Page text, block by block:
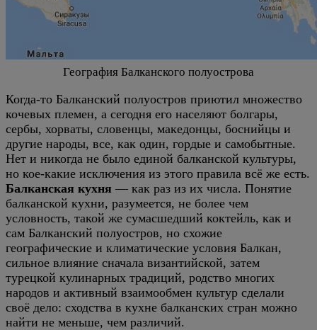
География Балканского полуострова
Когда-то Балканский полуостров приютил множество
кочевых племен, а сегодня его населяют болгары,
сербы, хорваты, словенцы, македонцы, боснийцы и
другие народы, все, как один, гордые и самобытные.
Нет и никогда не было единой балканской культуры,
но кое-какие исключения из этого правила всё же есть.
Балканская кухня — как раз из их числа. Понятие
балканской кухни, разумеется, не более чем
условность, такой же сумасшедший коктейль, как и
сам Балканский полуостров, но схожие
географические и климатические условия Балкан,
сильное влияние сначала византийской, затем
турецкой кулинарных традиций, родство многих
народов и активный взаимообмен культур сделали
своё дело: сходства в кухне балканских стран можно
найти не меньше, чем различий.